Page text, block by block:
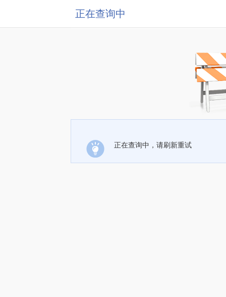
正在查询中
正在查询中，请刷新重试